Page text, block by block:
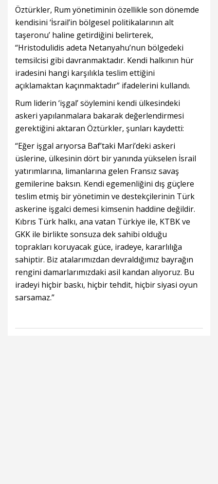
Öztürkler, Rum yönetiminin özellikle son dönemde
kendisini ‘İsrail’in bölgesel politikalarının alt
taşeronu’ haline getirdiğini belirterek,
“Hristodulidis adeta Netanyahu’nun bölgedeki
temsilcisi gibi davranmaktadır. Kendi halkının hür
iradesini hangi karşılıkla teslim ettiğini
açıklamaktan kaçınmaktadır” ifadelerini kullandı.
Rum liderin ‘işgal’ söylemini kendi ülkesindeki
askeri yapılanmalara bakarak değerlendirmesi
gerektiğini aktaran Öztürkler, şunları kaydetti:
“Eğer işgal arıyorsa Baf’taki Mari’deki askeri
üslerine, ülkesinin dört bir yanında yükselen İsrail
yatırımlarına, limanlarına gelen Fransız savaş
gemilerine baksın. Kendi egemenliğini dış güçlere
teslim etmiş bir yönetimin ve destekçilerinin Türk
askerine işgalci demesi kimsenin haddine değildir.
Kıbrıs Türk halkı, ana vatan Türkiye ile, KTBK ve
GKK ile birlikte sonsuza dek sahibi olduğu
toprakları koruyacak güce, iradeye, kararlılığa
sahiptir. Biz atalarımızdan devraldığımız bayrağın
rengini damarlarımızdaki asil kandan alıyoruz. Bu
iradeyi hiçbir baskı, hiçbir tehdit, hiçbir siyasi oyun
sarsamaz.”